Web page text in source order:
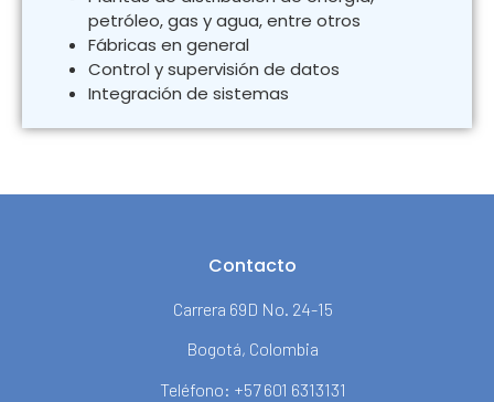
petróleo, gas y agua, entre otros
Fábricas en general
Control y supervisión de datos
Integración de sistemas
Contacto
Carrera 69D No. 24-15
Bogotá, Colombia
Teléfono: +57 601 6313131